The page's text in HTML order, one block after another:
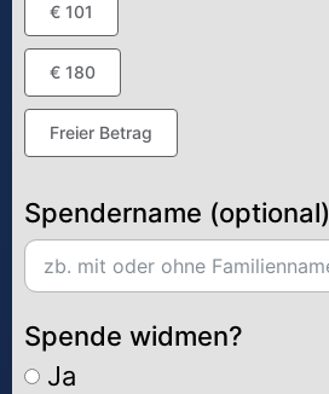
€ 101
€ 180
Freier Betrag
Spendername (optional)
Spende widmen?
Ja